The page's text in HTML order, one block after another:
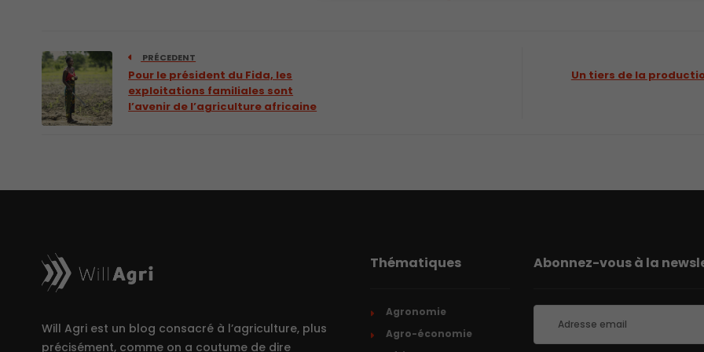
PRÉCEDENT
Pour le président du Fida, les
exploitations familiales sont
l’avenir de l’agriculture africaine
Un tiers de la
Will Agri est un blog consacré à l’agriculture, plus
précisément, comme on a coutume de dire
Thématiques
Agronomie
Agro-économie
Abonnez-vous à la